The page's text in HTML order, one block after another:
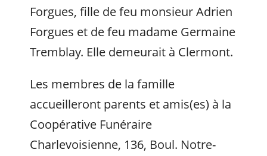
Forgues, fille de feu monsieur Adrien
Forgues et de feu madame Germaine
Tremblay. Elle demeurait à Clermont.
Les membres de la famille
accueilleront parents et amis(es) à la
Coopérative Funéraire
Charlevoisienne, 136, Boul. Notre-